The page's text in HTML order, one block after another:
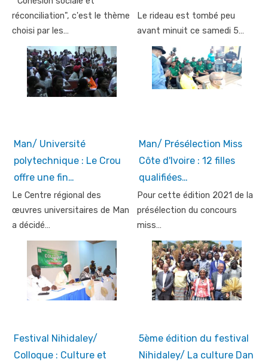
réconciliation", c'est le thème
choisi par les…
Le rideau est tombé peu
avant minuit ce samedi 5…
Man/ Université
polytechnique : Le Crou
offre une fin…
Le Centre régional des
œuvres universitaires de Man
a décidé…
Man/ Présélection Miss
Côte d'Ivoire : 12 filles
qualifiées…
Pour cette édition 2021 de la
présélection du concours
miss…
Festival Nihidaley/
Colloque : Culture et
5ème édition du festival
Nihidaley/ La culture Dan